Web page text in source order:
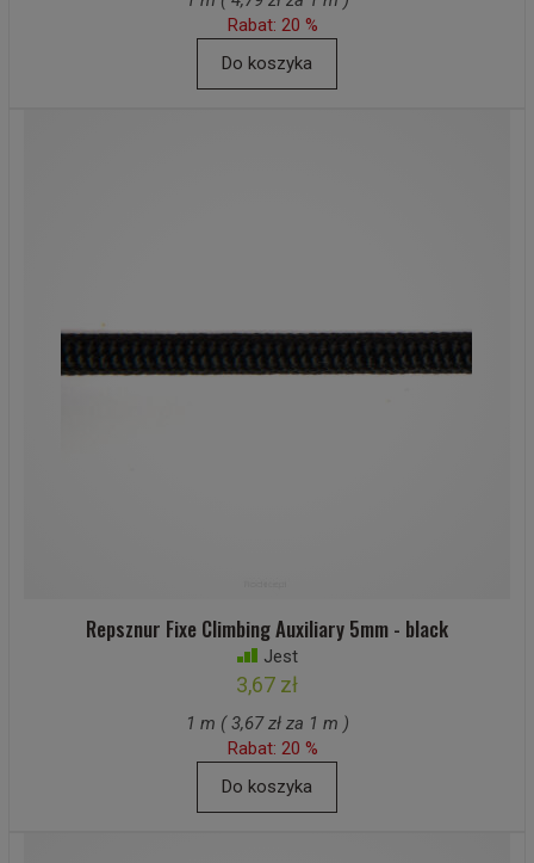
Rabat: 20 %
Do koszyka
Repsznur Fixe Climbing Auxiliary 5mm - black
Jest
3,67 zł
1 m ( 3,67 zł za 1 m )
Rabat: 20 %
Do koszyka